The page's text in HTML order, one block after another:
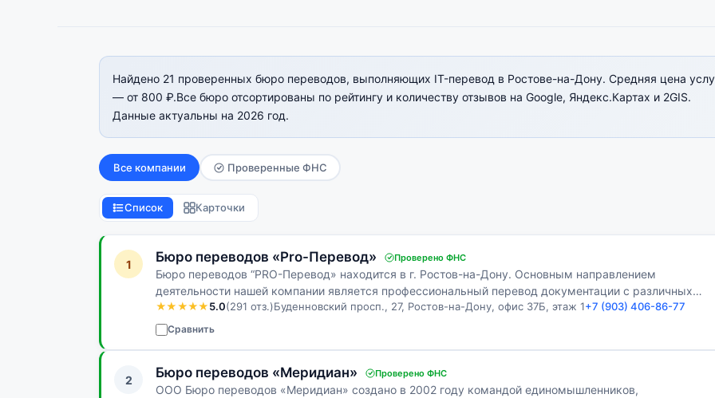
Найдено 21 проверенных бюро переводов, выполняющих IT-перевод в Ростове-на-Дону. Средняя цена
— от 800 ₽.Все бюро отсортированы по рейтингу и количеству отзывов на Google, Яндекс.Картах и 2GIS.
Данные актуальны на 2026 год.
Все компании Проверенные ФНС
Список Карточки
1 Бюро переводов «Pro-Перевод» Проверено ФНС
Бюро переводов “PRO-Перевод» находится в г. Ростов-на-Дону. Основным направлением
деятельности нашей компании является профессиональный перевод документации с различных
языков. Английский, итальянский…
★★★★★5.0(291 отз.)Буденновский просп., 27, Ростов-на-Дону, офис 37Б, этаж 1+7 (903) 406-86-77
Сравнить
2 Бюро переводов «Меридиан» Проверено ФНС
ООО Бюро переводов «Меридиан» создано в 2002 году командой единомышленников,